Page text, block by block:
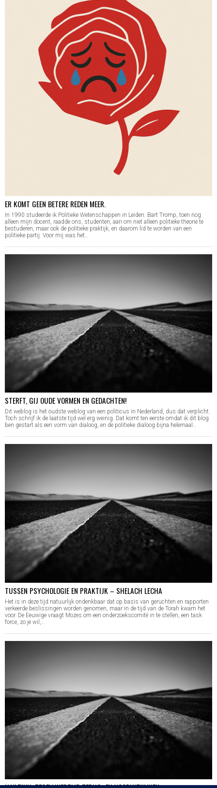
ER KOMT GEEN BETERE REDEN MEER.
In 1990 studeerde ik Politieke Wetenschappen in Leiden. Bart Tromp, toen nog
alleen mijn docent, raadde ons, studenten, aan om niet alleen politieke theorie te
bestuderen, maar ook de politieke praktijk, en daarom lid te worden van een
politieke partij. Voor mij was het…
STERFT, GIJ OUDE VORMEN EN GEDACHTEN!
Dit weblog is het oudste weblog van een politicus in Nederland, dus dat verplicht.
Toch schrijf ik de laatste tijd wel erg weinig. Dat komt ten eerste omdat ik dit blog
ben gestart als een vorm van dialoog, en de politieke dialoog bijna helemaal…
TUSSEN PSYCHOLOGIE EN PRAKTIJK – SHELACH LECHA
Het is in deze tijd natuurlijk ondenkbaar dat op basis van geruchten en rapporten
verkeerde beslissingen worden genomen, maar in de tijd van de Torah kwam het
voor. De Eeuwige vraagt Mozes om een onderzoekscomité in te stellen, een task
force, zo je wil,…